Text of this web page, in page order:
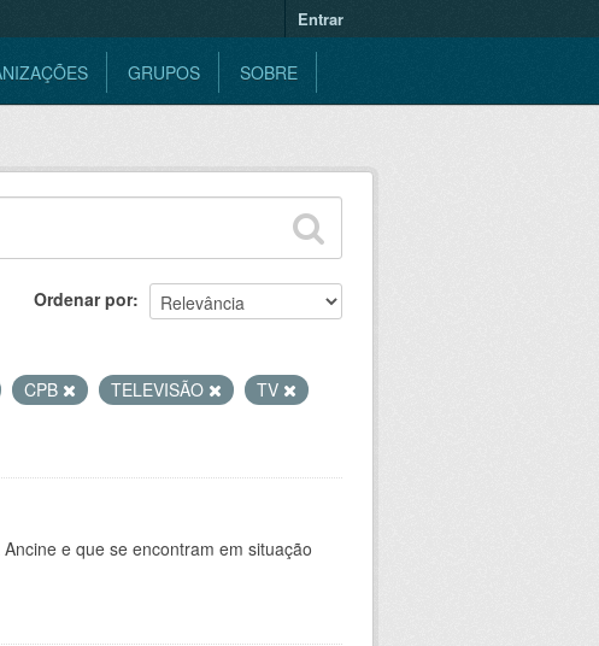
Entrar
GRUPOS SOBRE
Ordenar por
CPB TELEVISÃO
TV
e que se encontram em situação